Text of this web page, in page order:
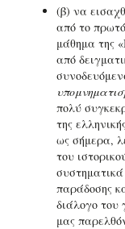
(β) να
από το
μάθημα της
από
πολύ
της
ως σήμερα,
του
παράδοσης
διάλογο του
μας